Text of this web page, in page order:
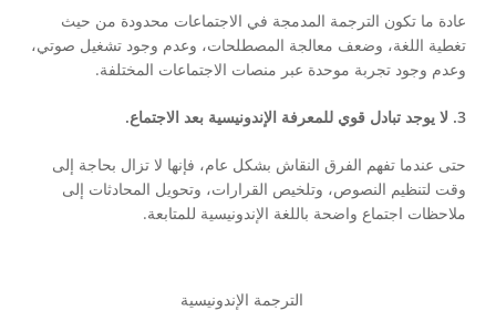
عادة ما تكون الترجمة المدمجة في الاجتماعات محدودة من حيث
تغطية اللغة، وضعف معالجة المصطلحات، وعدم وجود تشغيل صوتي،
وعدم وجود تجربة موحدة عبر منصات الاجتماعات المختلفة.
3. لا يوجد تبادل قوي للمعرفة الإندونيسية بعد الاجتماع.
حتى عندما تفهم الفرق النقاش بشكل عام، فإنها لا تزال بحاجة إلى
وقت لتنظيم النصوص، وتلخيص القرارات، وتحويل المحادثات إلى
ملاحظات اجتماع واضحة باللغة الإندونيسية للمتابعة.
الترجمة الإندونيسية